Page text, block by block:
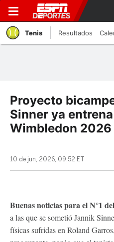
Tenis Resultados
Proyecto
Sinner ya
Wimbledon 2026
10 de jun, 2026, 09:52 ET
Buenas noticias para el N°1
a las que se sometió Jannik
físicas sufridas en Roland